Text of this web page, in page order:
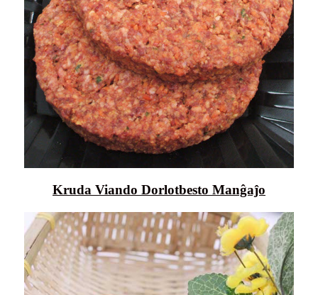
Kruda Viando Dorlotbesto Manĝaĵo